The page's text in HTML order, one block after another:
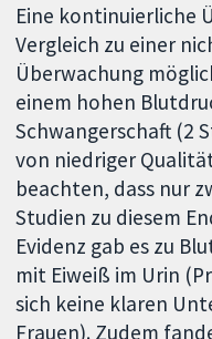
Eine kontinuierliche
Vergleich zu einer
Überwachung
einem hohen
Schwangerschaft (2
von niedriger
beachten, dass nur
Studien zu diesem
Evidenz gab es zu
mit Eiweiß im Urin
sich keine klaren
Frauen). Zudem